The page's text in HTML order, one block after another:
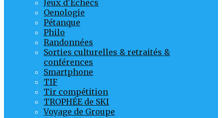
Jeux d'Échecs
Oenologie
Pétanque
Philo
Randonnées
Sorties culturelles & retraités &
conférences
Smartphone
TIF
Tir compétition
TROPHÉE de SKI
Voyage de Groupe